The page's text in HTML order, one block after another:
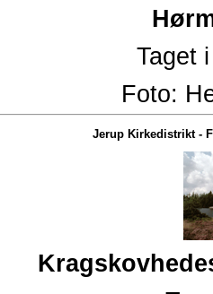
Taget
Foto:
Jerup Kirkedistrikt-